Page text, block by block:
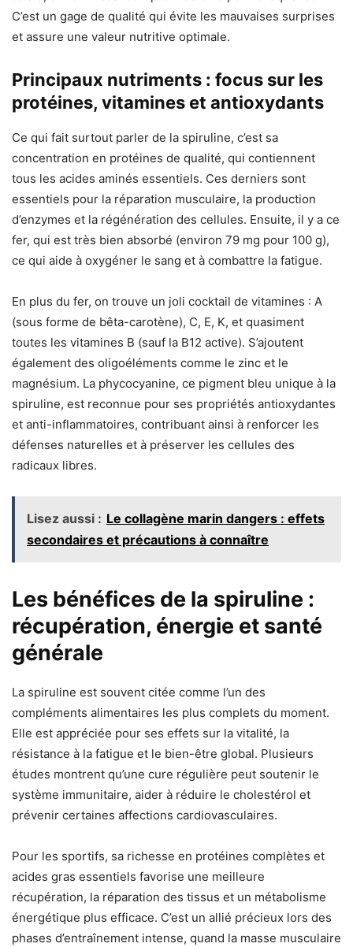
C’est un gage de qualité qui évite les mauvaises surprises
et assure une valeur nutritive optimale.
Principaux nutriments : focus sur les
protéines, vitamines et antioxydants
Ce qui fait surtout parler de la spiruline, c’est sa
concentration en protéines de qualité, qui contiennent
tous les acides aminés essentiels. Ces derniers sont
essentiels pour la réparation musculaire, la production
d’enzymes et la régénération des cellules. Ensuite, il y a ce
fer, qui est très bien absorbé (environ 79 mg pour 100 g),
ce qui aide à oxygéner le sang et à combattre la fatigue.
En plus du fer, on trouve un joli cocktail de vitamines : A
(sous forme de bêta-carotène), C, E, K, et quasiment
toutes les vitamines B (sauf la B12 active). S’ajoutent
également des oligoéléments comme le zinc et le
magnésium. La phycocyanine, ce pigment bleu unique à la
spiruline, est reconnue pour ses propriétés antioxydantes
et anti-inflammatoires, contribuant ainsi à renforcer les
défenses naturelles et à préserver les cellules des
radicaux libres.
Lisez aussi : Le collagène marin dangers : effets
secondaires et précautions à connaître
Les bénéfices de la spiruline :
récupération, énergie et santé
générale
La spiruline est souvent citée comme l’un des
compléments alimentaires les plus complets du moment.
Elle est appréciée pour ses effets sur la vitalité, la
résistance à la fatigue et le bien-être global. Plusieurs
études montrent qu’une cure régulière peut soutenir le
système immunitaire, aider à réduire le cholestérol et
prévenir certaines affections cardiovasculaires.
Pour les sportifs, sa richesse en protéines complètes et
acides gras essentiels favorise une meilleure
récupération, la réparation des tissus et un métabolisme
énergétique plus efficace. C’est un allié précieux lors des
phases d’entraînement intense, quand la masse musculaire